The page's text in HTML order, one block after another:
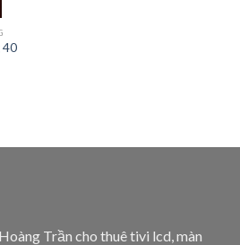
40
Trần cho thuê tivi lcd, màn